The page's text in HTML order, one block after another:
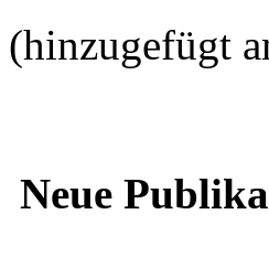
(hinzugefügt
Neue